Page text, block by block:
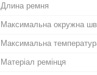
Длина ремня
Максимальна окружна
Максимальна
Матеріал ремінця